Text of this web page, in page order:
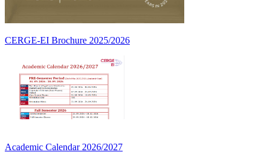
CERGE-EI Brochure 2025/2026
Academic Calendar 2026/2027